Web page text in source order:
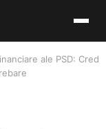
ale PSD: Cred